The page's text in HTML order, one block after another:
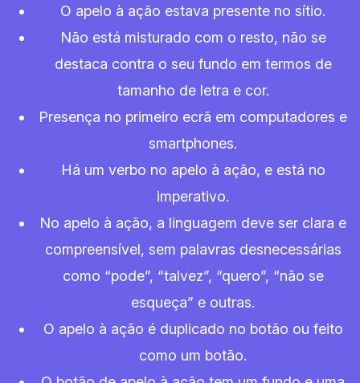
O apelo à ação estava presente no sítio.
Não está misturado com o resto, não se
destaca contra o seu fundo em termos de
tamanho de letra e cor.
Presença no primeiro ecrã em computadores e
smartphones.
Há um verbo no apelo à ação, e está no
imperativo.
No apelo à ação, a linguagem deve ser clara e
compreensível, sem palavras desnecessárias
como “pode”, “talvez”, “quero”, “não se
esqueça” e outras.
O apelo à ação é duplicado no botão ou feito
como um botão.